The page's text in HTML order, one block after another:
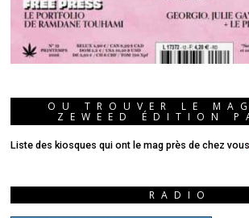
OU TROUVER LE
ZEWEED ÉDITION
Liste des kiosques qui ont le mag près de chez vous
RADIO